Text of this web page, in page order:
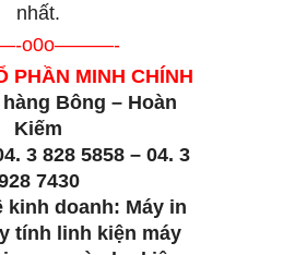
nhất.
o0o———-
PHẦN MINH CHÍNH
Bông – Hoàn
Kiếm
3 828 5858 – 04. 3
7430
kinh doanh: Máy in
tính linh kiện máy